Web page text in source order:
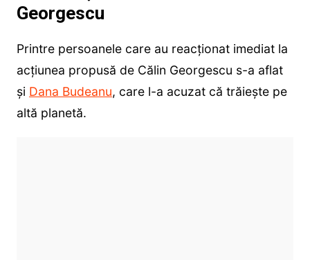
Georgescu
Printre persoanele care au reacționat imediat la
acțiunea propusă de Călin Georgescu s-a aflat
și Dana Budeanu, care l-a acuzat că trăiește pe
altă planetă.